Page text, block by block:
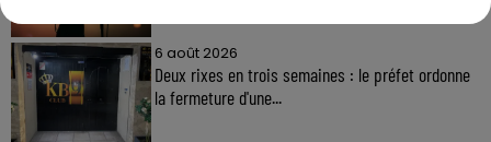
6 août 2026
Deux rixes en trois semaines : le préfet ordonne
la fermeture d'une...